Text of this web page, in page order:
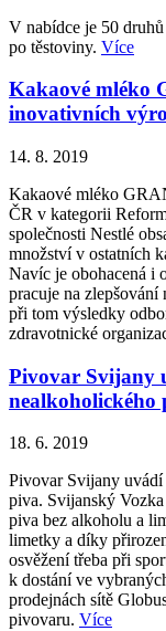
V nabídce je 50
po těstoviny. Více
Kakaové mléko
inovativních
14. 8. 2019
Kakaové mléko
ČR v kategorii
společnosti Nestlé
množství v ostatních
Navíc je obohacená i
pracuje na
při tom výsledky
zdravotnické
Pivovar Svijany
nealkoholického
18. 6. 2019
Pivovar Svijany
piva. Svijanský
piva bez alkoholu a
limetky a díky
osvěžení třeba při
k dostání ve
prodejnách sítě
pivovaru. Více